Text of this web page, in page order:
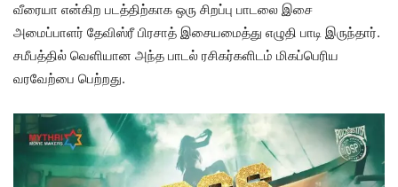
வீரையா என்கிற படத்திற்காக ஒரு சிறப்பு பாடலை இசை
அமைப்பாளர் தேவிஸ்ரீ பிரசாத் இசையமைத்து எழுதி பாடி இருந்தார்.
சமீபத்தில் வெளியான அந்த பாடல் ரசிகர்களிடம் மிகப்பெரிய
வரவேற்பை பெற்றது.